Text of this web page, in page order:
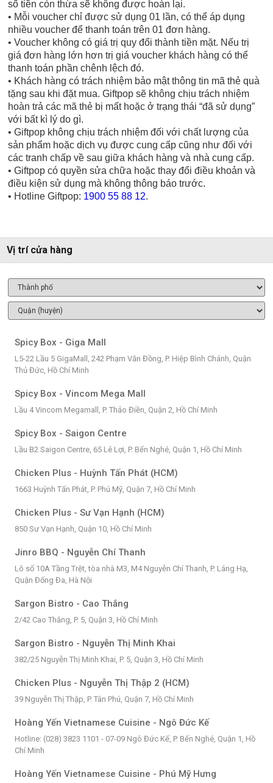
số tiền còn thừa sẽ không được hoàn lại.
• Mỗi voucher chỉ được sử dụng 01 lần, có thể áp dụng
nhiều voucher để thanh toán trên 01 đơn hàng.
• Voucher không có giá trị quy đổi thành tiền mặt. Nếu trị
giá đơn hàng lớn hơn trị giá voucher khách hàng có thể
thanh toán phần chênh lệch đó.
• Khách hàng có trách nhiệm bảo mật thông tin mã thẻ quà
tặng sau khi đặt mua. Giftpop sẽ không chịu trách nhiệm
hoàn trả các mã thẻ bị mất hoặc ở trạng thái “đã sử dụng”
với bất kì lý do gì.
• Giftpop không chịu trách nhiệm đối với chất lượng của
sản phẩm hoặc dịch vụ được cung cấp cũng như đối với
các tranh chấp về sau giữa khách hàng và nhà cung cấp.
• Giftpop có quyền sửa chữa hoặc thay đổi điều khoản và
điều kiện sử dụng mà không thông báo trước.
• Hotline Giftpop: 1900 55 88 12.
Vị trí cửa hàng
Spicy Box - Giga Mall
L5-22 Lầu 5 GigaMall, 242 Phạm Văn Đồng, P. Hiệp Bình Chánh, Quận
Thủ Đức, Hồ Chí Minh
Spicy Box - Vincom Mega Mall
Lầu 4 Vincom Megamall, P. Thảo Điền, Quận 2, Hồ Chí Minh
Spicy Box - Saigon Centre
Lầu B2 Saigon Centre, 65 Lê Lợi, P. Bến Nghé, Quận 1, Hồ Chí Minh
Chicken Plus - Huỳnh Tấn Phát (HCM)
1663 Huỳnh Tấn Phát, P. Phú Mỹ, Quận 7, Hồ Chí Minh
Chicken Plus - Sư Vạn Hạnh (HCM)
850 Sư Vạn Hạnh, Quận 10, Hồ Chí Minh
Jinro BBQ - Nguyễn Chí Thanh
Lô số 10A Tầng Trệt, tòa nhà M3, M4 Nguyễn Chí Thanh, P. Láng Hạ,
Quận Đống Đa, Hà Nội
Sargon Bistro - Cao Thắng
2/42 Cao Thắng, P. 5, Quận 3, Hồ Chí Minh
Sargon Bistro - Nguyễn Thị Minh Khai
382/25 Nguyễn Thị Minh Khai, P. 5, Quận 3, Hồ Chí Minh
Chicken Plus - Nguyễn Thị Thập 2 (HCM)
39 Nguyễn Thị Thập, P. Tân Phú, Quận 7, Hồ Chí Minh
Hoàng Yến Vietnamese Cuisine - Ngô Đức Kế
Hotline: (028) 3823 1101 - 07-09 Ngô Đức Kế, P. Bến Nghé, Quận 1, Hồ
Chí Minh
Hoàng Yến Vietnamese Cuisine - Phú Mỹ Hưng